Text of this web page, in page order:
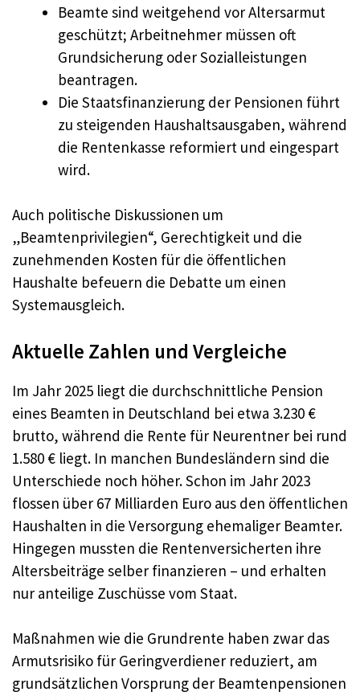
Beamte sind weitgehend vor Altersarmut
geschützt; Arbeitnehmer müssen oft
Grundsicherung oder Sozialleistungen
beantragen.
Die Staatsfinanzierung der Pensionen führt
zu steigenden Haushaltsausgaben, während
die Rentenkasse reformiert und eingespart
wird.
Auch politische Diskussionen um
„Beamtenprivilegien“, Gerechtigkeit und die
zunehmenden Kosten für die öffentlichen
Haushalte befeuern die Debatte um einen
Systemausgleich.
Aktuelle Zahlen und Vergleiche
Im Jahr 2025 liegt die durchschnittliche Pension
eines Beamten in Deutschland bei etwa 3.230 €
brutto, während die Rente für Neurentner bei rund
1.580 € liegt. In manchen Bundesländern sind die
Unterschiede noch höher. Schon im Jahr 2023
flossen über 67 Milliarden Euro aus den öffentlichen
Haushalten in die Versorgung ehemaliger Beamter.
Hingegen mussten die Rentenversicherten ihre
Altersbeiträge selber finanzieren – und erhalten
nur anteilige Zuschüsse vom Staat.
Maßnahmen wie die Grundrente haben zwar das
Armutsrisiko für Geringverdiener reduziert, am
grundsätzlichen Vorsprung der Beamtenpensionen